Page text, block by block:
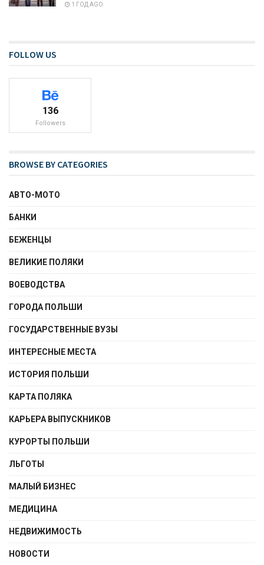
1 ГОД AGO
FOLLOW US
136
Followers
BROWSE BY CATEGORIES
АВТО-МОТО
БАНКИ
БЕЖЕНЦЫ
ВЕЛИКИЕ ПОЛЯКИ
ВОЕВОДСТВА
ГОРОДА ПОЛЬШИ
ГОСУДАРСТВЕННЫЕ ВУЗЫ
ИНТЕРЕСНЫЕ МЕСТА
ИСТОРИЯ ПОЛЬШИ
КАРТА ПОЛЯКА
КАРЬЕРА ВЫПУСКНИКОВ
КУРОРТЫ ПОЛЬШИ
ЛЬГОТЫ
МАЛЫЙ БИЗНЕС
МЕДИЦИНА
НЕДВИЖИМОСТЬ
НОВОСТИ